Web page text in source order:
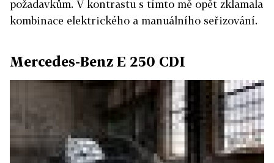
požadavkům. V kontrastu s tímto mě opět zklamala
kombinace elektrického a manuálního seřizování.
Mercedes-Benz E 250 CDI